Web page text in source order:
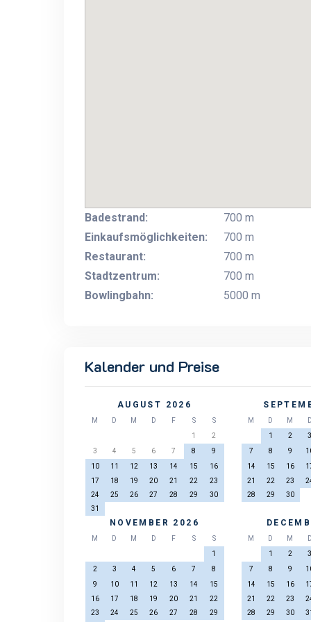
Badestrand:
700 m
Einkaufsmöglichkeiten:
700 m
Restaurant:
700 m
Stadtzentrum:
700 m
Bowlingbahn:
5000 m
Kalender und Preise
AUGUST 2026
M D M D F S
S
1
2
3
4 5 6 7 8
9
10
11 12 13 14 15
16
17
18 19 20 21 22
23
24
25 26 27 28 29
30
31
M D M D
1
2 3
7
8 9
14
15 16
21
22 23
28
29 30
NOVEMBER 2026
M D M D F S
S
1
2
3 4 5 6 7
8
9
10 11 12 13 14
15
16
17 18 19 20 21
22
23
24 25 26 27 28
29
M D M D
1
2 3
7
8 9
14
15 16
21
22 23
28
29 30